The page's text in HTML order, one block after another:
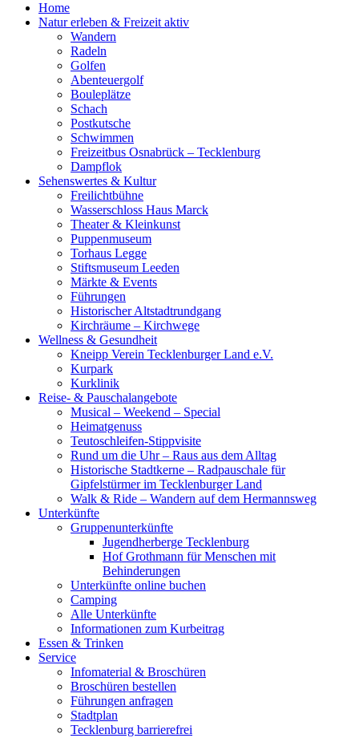
Home
Natur erleben & Freizeit aktiv
Wandern
Radeln
Golfen
Abenteuergolf
Bouleplätze
Schach
Postkutsche
Schwimmen
Freizeitbus Osnabrück – Tecklenburg
Dampflok
Sehenswertes & Kultur
Freilichtbühne
Wasserschloss Haus Marck
Theater & Kleinkunst
Puppenmuseum
Torhaus Legge
Stiftsmuseum Leeden
Märkte & Events
Führungen
Historischer Altstadtrundgang
Kirchräume – Kirchwege
Wellness & Gesundheit
Kneipp Verein Tecklenburger Land e.V.
Kurpark
Kurklinik
Reise- & Pauschalangebote
Musical – Weekend – Special
Heimatgenuss
Teutoschleifen-Stippvisite
Rund um die Uhr – Raus aus dem Alltag
Historische Stadtkerne – Radpauschale für
Gipfelstürmer im Tecklenburger Land
Walk & Ride – Wandern auf dem Hermannsweg
Unterkünfte
Gruppenunterkünfte
Jugendherberge Tecklenburg
Hof Grothmann für Menschen mit
Behinderungen
Unterkünfte online buchen
Camping
Alle Unterkünfte
Informationen zum Kurbeitrag
Essen & Trinken
Service
Infomaterial & Broschüren
Broschüren bestellen
Führungen anfragen
Stadtplan
Tecklenburg barrierefrei